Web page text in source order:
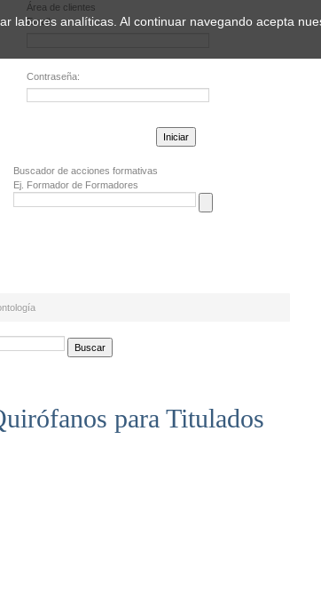
Área de clientes
Email:
Contraseña:
Buscador de acciones formativas
Ej. Formador de Formadores
para Titulados
labores analíticas. Al continuar navegando acepta